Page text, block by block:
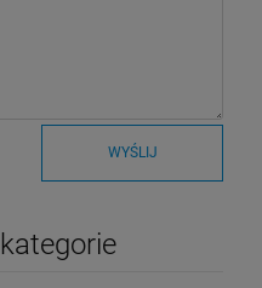
WYŚLIJ